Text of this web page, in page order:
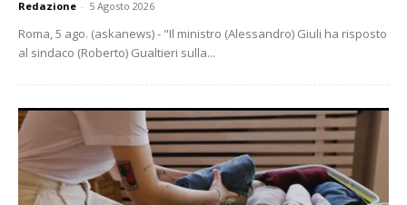
Redazione - 5 Agosto 2026
Roma, 5 ago. (askanews) - "Il ministro (Alessandro) Giuli ha risposto
al sindaco (Roberto) Gualtieri sulla...